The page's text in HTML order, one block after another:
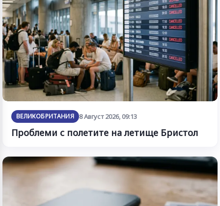
ВЕЛИКОБРИТАНИЯ 8 Август 2026, 09:13
Проблеми с полетите на летище Бристол